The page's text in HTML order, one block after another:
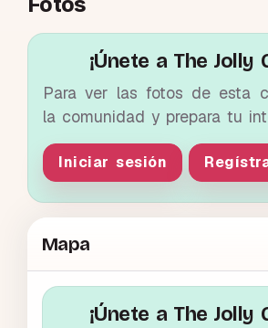
¡Únete a The Jolly
Para ver las fotos de esta
la comunidad y prepara tu
Iniciar sesión
Mapa
¡Únete a The Jolly